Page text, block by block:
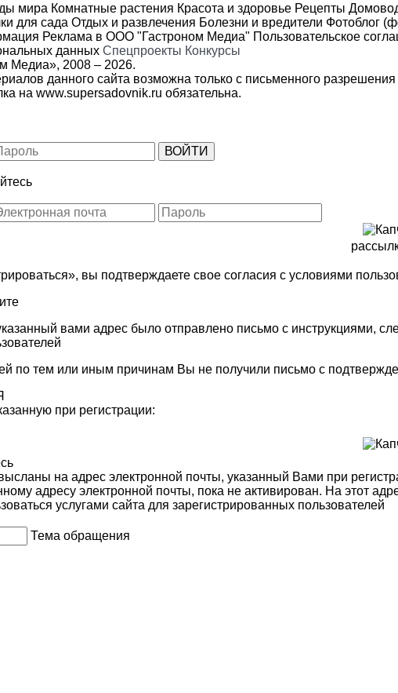
мира Комнатные растения Красота и здоровье Рецепты
для сада Отдых и развлечения Болезни и вредители Фотоблог
Реклама в ООО "Гастроном Медиа" Пользовательское
данных Спецпроекты Конкурсы
Медиа», 2008 – 2026.
данного сайта возможна только с письменного
на www.supersadovnik.ru обязательна.
вы подтверждаете свое согласия с условиями
вами адрес было отправлено письмо с инструкциями,
по тем или иным причинам Вы не получили письмо с
при регистрации:
на адрес электронной почты, указанный Вами при
адресу электронной почты, пока не активирован. На этот
услугами сайта для зарегистрированных пользователей
Тема обращения